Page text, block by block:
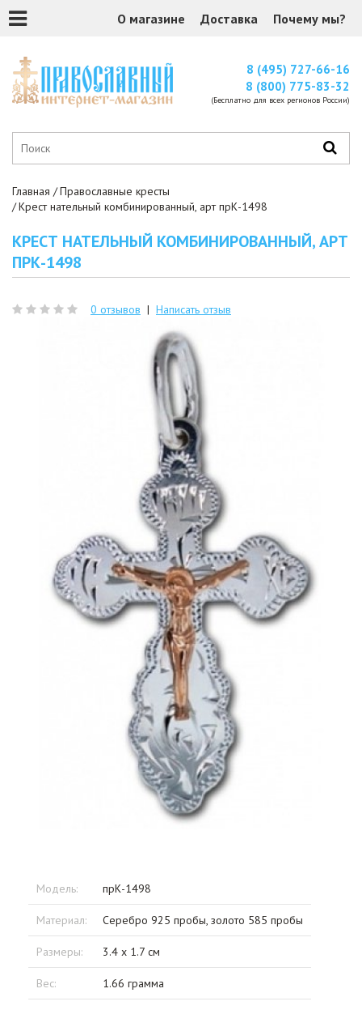
О магазине Доставка Почему мы?
8 (495) 727-66-16
8 (800) 775-83-32
(Бесплатно для всех регионов России)
Главная
Православные кресты
Крест нательный комбинированный, арт прК-1498
КРЕСТ НАТЕЛЬНЫЙ КОМБИНИРОВАННЫЙ, АРТ
ПРК-1498
0 отзывов | Написать отзыв
Модель: прК-1498
Материал: Серебро 925 пробы, золото 585 пробы
Размеры: 3.4 x 1.7 см
Вес: 1.66 грамма